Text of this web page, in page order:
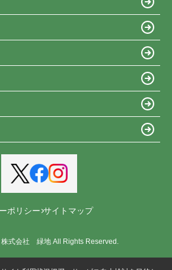
ポリシー サイトマップ
式会社 緑地 All Rights Reserved.